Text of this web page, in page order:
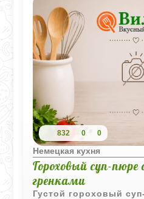
832 0 0
Немецкая кухня
Гороховый суп-пюре
гренками
Густой гороховый